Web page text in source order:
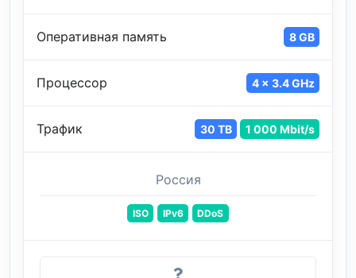
Оперативная память 8 GB
Процессор 4 x 3.4 GHz
Трафик 30 TB 1 000 Mbit/s
Россия
ISO IPv6 DDoS